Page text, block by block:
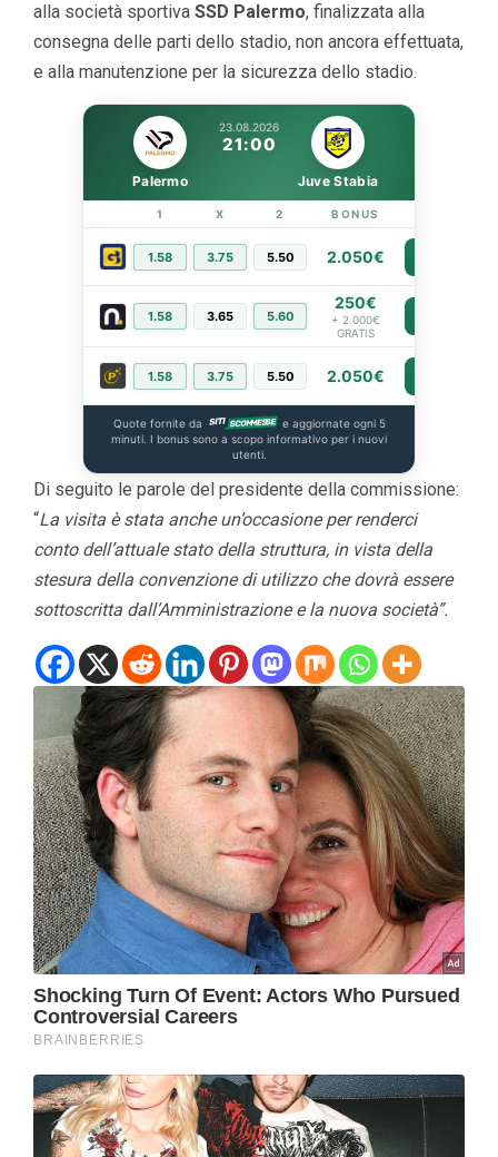
alla società sportiva SSD Palermo, finalizzata alla
consegna delle parti dello stadio, non ancora effettuata,
e alla manutenzione per la sicurezza dello stadio.
23.08.2026
21:00
Palermo Juve Stabia
1 X 2 BONUS
1.58 3.75 5.50 2.050€
1.58 3.65 5.60
250€
+ 2.000€
GRATIS
1.58 3.75 5.50 2.050€
Quote fornite da
e aggiornate ogni 5
minuti. I bonus sono a scopo informativo per i nuovi
utenti.
Di seguito le parole del presidente della commissione:
“La visita è stata anche un’occasione per renderci
conto dell’attuale stato della struttura, in vista della
stesura della convenzione di utilizzo che dovrà essere
sottoscritta dall’Amministrazione e la nuova società”.